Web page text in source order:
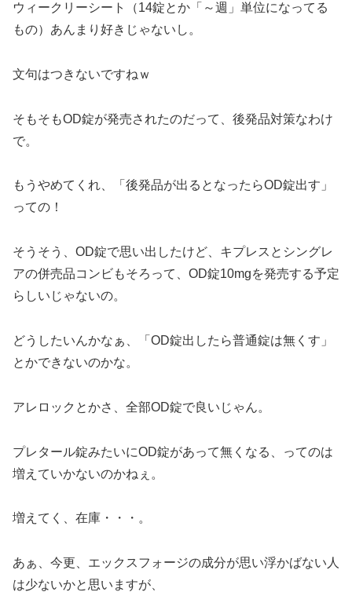
ウィークリーシート（14錠とか「～週」単位になってる
もの）あんまり好きじゃないし。
文句はつきないですねｗ
そもそもOD錠が発売されたのだって、後発品対策なわけ
で。
もうやめてくれ、「後発品が出るとなったらOD錠出す」
っての！
そうそう、OD錠で思い出したけど、キプレスとシングレ
アの併売品コンビもそろって、OD錠10mgを発売する予定
らしいじゃないの。
どうしたいんかなぁ、「OD錠出したら普通錠は無くす」
とかできないのかな。
アレロックとかさ、全部OD錠で良いじゃん。
プレタール錠みたいにOD錠があって無くなる、ってのは
増えていかないのかねぇ。
増えてく、在庫・・・。
あぁ、今更、エックスフォージの成分が思い浮かばない人
は少ないかと思いますが、